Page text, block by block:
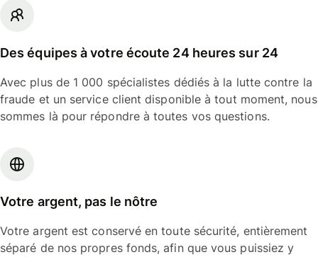
Des équipes à votre écoute 24 heures sur 24
Avec plus de 1 000 spécialistes dédiés à la lutte contre la
fraude et un service client disponible à tout moment, nous
sommes là pour répondre à toutes vos questions.
Votre argent, pas le nôtre
Votre argent est conservé en toute sécurité, entièrement
séparé de nos propres fonds, afin que vous puissiez y